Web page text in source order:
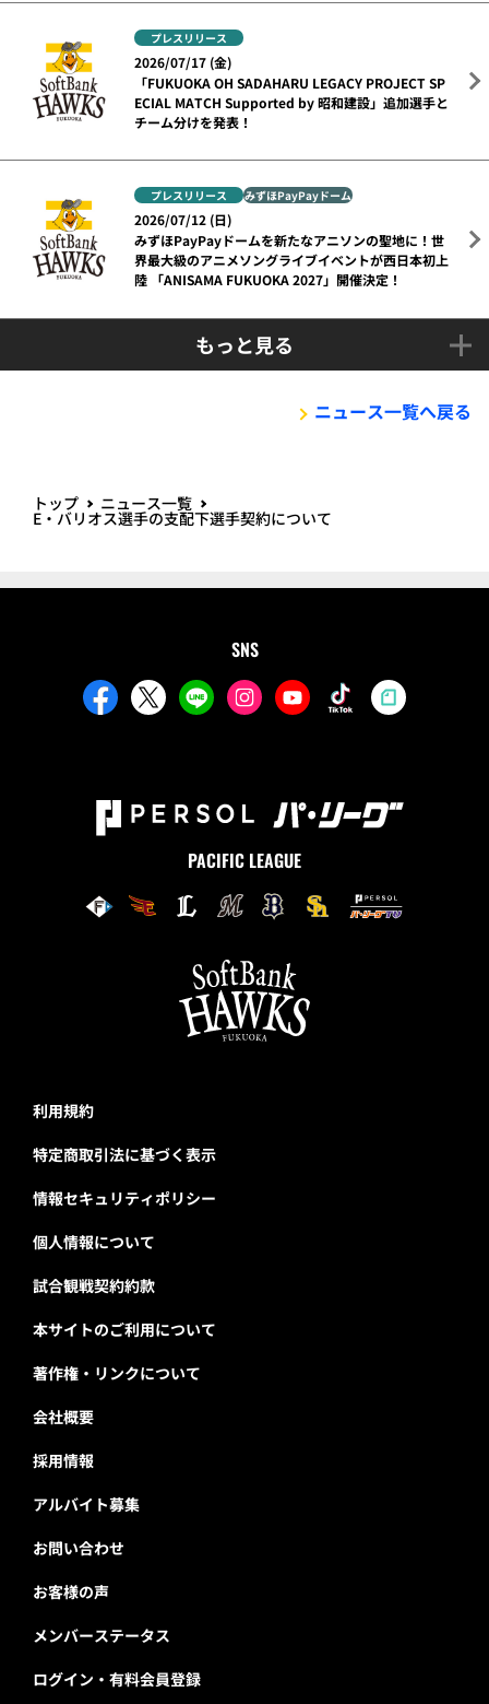
プレスリリース
2026/07/17 (金)
「FUKUOKA OH SADAHARU LEGACY PROJECT SP
ECIAL MATCH Supported by 昭和建設」追加選手と
チーム分けを発表！
プレスリリース みずほPayPayドーム
2026/07/12 (日)
みずほPayPayドームを新たなアニソンの聖地に！世
界最大級のアニメソングライブイベントが西日本初上
陸 「ANISAMA FUKUOKA 2027」開催決定！
もっと見る
ニュース一覧へ戻る
トップ ニュース一覧
E・バリオス選手の支配下選手契約について
SNS
PACIFIC LEAGUE
利用規約
特定商取引法に基づく表示
情報セキュリティポリシー
個人情報について
試合観戦契約約款
本サイトのご利用について
著作権・リンクについて
会社概要
採用情報
アルバイト募集
お問い合わせ
お客様の声
メンバーステータス
ログイン・有料会員登録